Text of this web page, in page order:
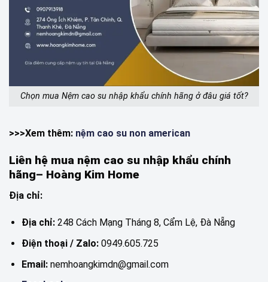
Chọn mua Nệm cao su nhập khẩu chính hãng ở đâu giá tốt?
>>>Xem thêm: nệm cao su non american
Liên hệ mua nệm cao su nhập khẩu chính
hãng– Hoàng Kim Home
Địa chỉ:
Địa chỉ: 248 Cách Mạng Tháng 8, Cẩm Lệ, Đà Nẵng
Điện thoại / Zalo:0949.605.725
Email:nemhoangkimdn@gmail.com